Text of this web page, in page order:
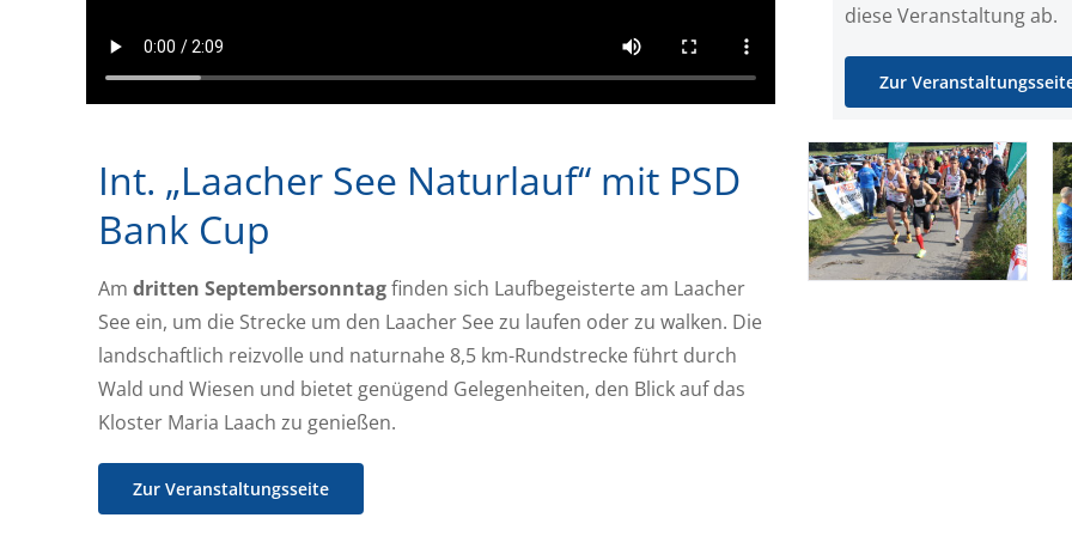
diese Veranstaltung ab.
Zur
Int. „Laacher See Naturlauf“ mit PSD
Bank Cup
Am dritten Septembersonntagfinden sich Laufbegeisterte am Laacher
See ein, um die Strecke um den Laacher See zu laufen oder zu walken. Die
landschaftlich reizvolle und naturnahe 8,5 km-Rundstrecke führt durch
Wald und Wiesen und bietet genügend Gelegenheiten, den Blick auf das
Kloster Maria Laach zu genießen.
Zur Veranstaltungsseite